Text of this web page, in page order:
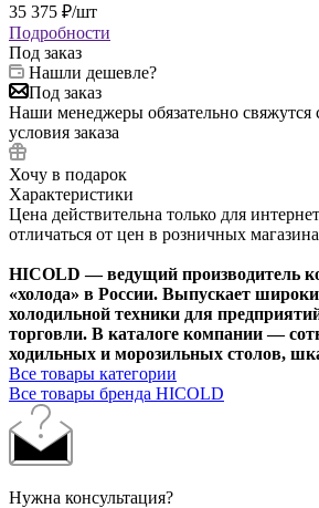
35 375 ₽/шт
Подробности
Под заказ
Нашли дешевле?
Под заказ
Наши менеджеры обязательно свяжутся
условия заказа
Хочу в подарок
Характеристики
Цена действительна только для
отличаться от цен в розничных
HICOLD — ведущий производитель
«холода» в России. Выпускает
холодильной техники для
торговли. В каталоге компании —
ходильных и морозильных столов,
Все товары категории
Все товары бренда HICOLD
Нужна консультация?